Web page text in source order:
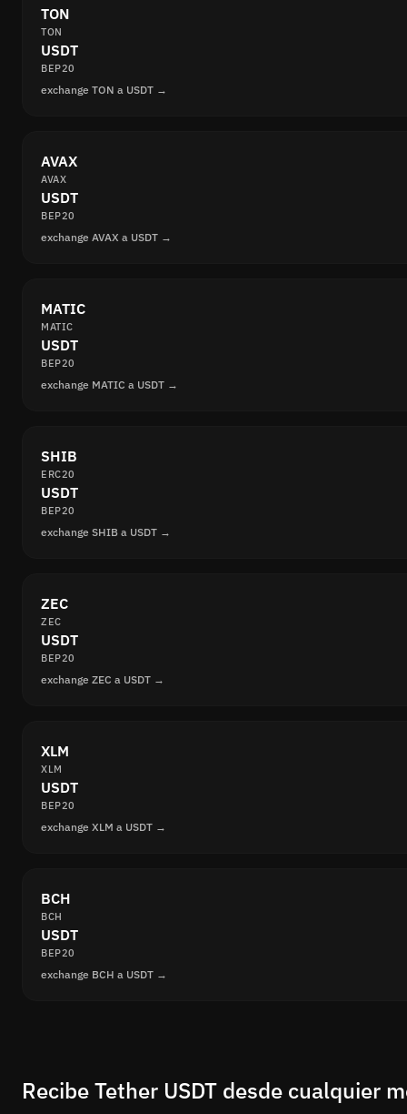
TON
TON
USDT
BEP20
exchange TON a USDT →
AVAX
AVAX
USDT
BEP20
exchange AVAX a USDT →
MATIC
MATIC
USDT
BEP20
exchange MATIC a USDT →
SHIB
ERC20
USDT
BEP20
exchange SHIB a USDT →
ZEC
ZEC
USDT
BEP20
exchange ZEC a USDT →
XLM
XLM
USDT
BEP20
exchange XLM a USDT →
BCH
BCH
USDT
BEP20
exchange BCH a USDT →
Recibe Tether USDT desde cualquier